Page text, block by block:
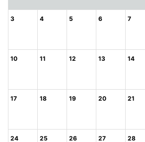
3 4 5 6 7
10 11 12 13 14
17 18 19 20 21
24 25 26 27 28